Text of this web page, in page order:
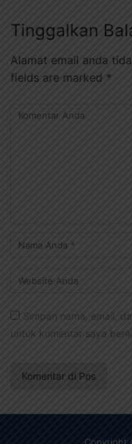
Tinggalkan
Alamat email anda
fields are marked *
Simpan nama, email,
untuk komentar saya